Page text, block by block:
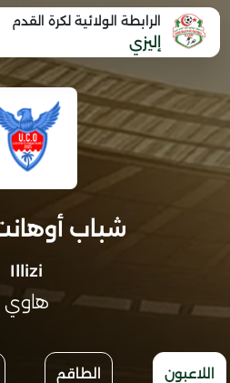
الرابطة الولائية لكرة القدم
إليزي
شباب
Illizi
هاوي
اللاعبون الطاقم